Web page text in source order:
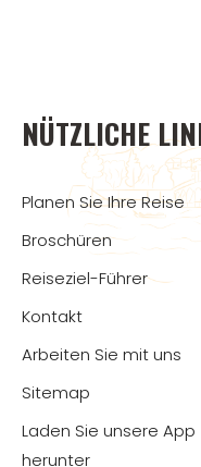
NÜTZLICHE
Planen Sie Ihre Reise
Broschüren
Reiseziel-Führer
Kontakt
Arbeiten Sie mit uns
Sitemap
Laden Sie unsere App
herunter